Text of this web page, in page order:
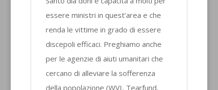
essere ministri in quest’area e che
renda le vittime in grado di essere
discepoli efficaci. Preghiamo anche
per le agenzie di aiuti umanitari che
cercano di alleviare la sofferenza
della popolazione (WVI, Tearfund,